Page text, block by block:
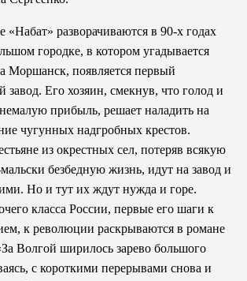
разворачиваются в 90-х годах
городке, в котором угадывается
Моршанск, появляется первый
завод. Его хозяин, смекнув, что голод и
прибыль, решает наладить на
чугунных надгробных крестов.
из окрестных сел, потеряв всякую
безбедную жизнь, идут на завод и
Но и тут их ждут нужда и горе.
класса России, первые его шаги к
к революции раскрываются в романе
Волгой ширилось зарево большого
с короткими перерывами снова и